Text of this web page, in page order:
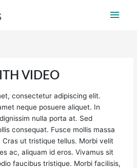
Main
VIDEO
consectetur adipiscing elit.
neque posuere aliquet. In
nulla porta at. Sed
consequat. Fusce mollis massa
ut tristique tellus. Morbi velit
ac, aliquam id eros. Vivamus sit
faucibus tristique. Morbi facilisis,